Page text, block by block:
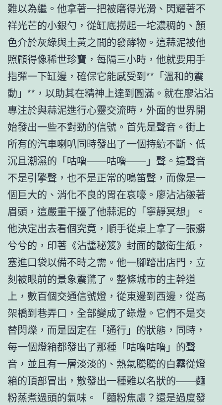
難以為繼。他拿著一把被磨得光滑、閃耀著不
祥光芒的小銀勺，從缸底撈起一坨濃稠的、顏
色介於灰綠與土黃之間的發酵物。這蒜泥被他
照顧得像稀世珍寶，每隔三小時，他就要用手
指彈一下缸邊，確保它能感受到**「溫和的震
動」**，以助其在精神上達到圓滿。就在廖沾沾
專注於與蒜泥進行心靈交流時，外面的世界開
始發出一些不對勁的信號。首先是聲音。街上
所有的汽車喇叭同時發出了一個持續不斷、低
沉且潮濕的「咕嚕——咕嚕——」聲。這聲音
不是引擎聲，也不是正常的鳴笛聲，而像是一
個巨大的、消化不良的胃在哀嚎。廖沾沾皺著
眉頭，這嚴重干擾了他蒜泥的「寧靜冥想」。
他決定出去看個究竟，順手從桌上拿了一張髒
兮兮的，印著《沾醬秘笈》封面的皺衛生紙，
塞進口袋以備不時之需。他一腳踏出店門，立
刻被眼前的景象震驚了。整條城市的主幹道
上，數百個交通信號燈，從東邊到西邊，從高
架橋到巷弄口，全部變成了綠燈。它們不是交
替閃爍，而是固定在「通行」的狀態，同時，
每一個燈箱都發出了那種「咕嚕咕嚕」的聲
音，並且有一層淡淡的、熱氣騰騰的白霧從燈
箱的頂部冒出，散發出一種難以名狀的——麵
粉蒸煮過頭的氣味。「麵粉焦慮？還是過度發